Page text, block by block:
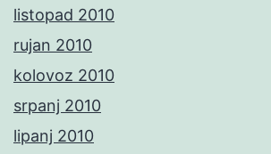
listopad 2010
rujan 2010
kolovoz 2010
srpanj 2010
lipanj 2010